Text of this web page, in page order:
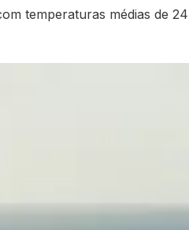
temperaturas médias de